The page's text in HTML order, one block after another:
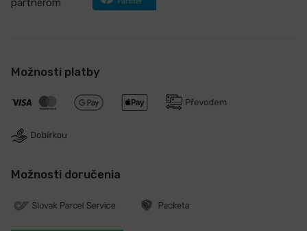
partnerom
Možnosti platby
Možnosti doručenia